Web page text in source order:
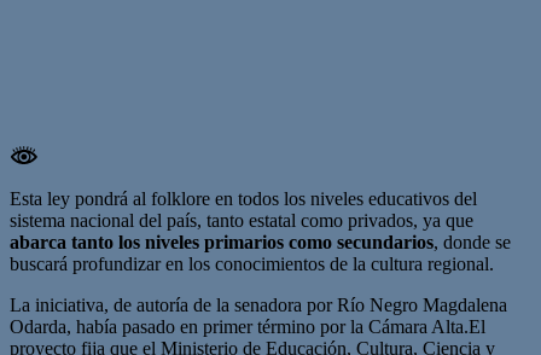
Esta ley pondrá al folklore en todos los niveles educativos del
sistema nacional del país, tanto estatal como privados, ya que
abarca tanto los niveles primarios como secundarios, donde se
buscará profundizar en los conocimientos de la cultura regional.
La iniciativa, de autoría de la senadora por Río Negro Magdalena
Odarda, había pasado en primer término por la Cámara Alta.El
proyecto fija que el Ministerio de Educación, Cultura, Ciencia y